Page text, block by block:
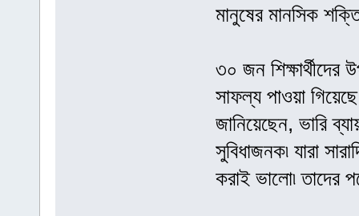
মানুষের মানসিক
৩০ জন শিক্ষার্থীদের
সাফল্য পাওয়া
জানিয়েছেন, ভারি
সুবিধাজনক৷ যারা
করাই ভালো৷ তাদের